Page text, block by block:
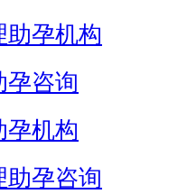
助孕机构
孕咨询
孕机构
助孕咨询